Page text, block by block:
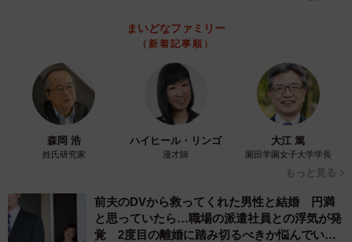
まいどなファミリー
（新着記事順）
森岡 浩
姓氏研究家
ハイヒール・リンゴ
漫才師
大江 篤
園田学園女子大学学長
もっと見る
前夫のDVから救ってくれた男性と結婚 円満
と思っていたら…職場の派遣社員との浮気が発
覚 2度目の離婚に踏み切るべきか悩んでいま